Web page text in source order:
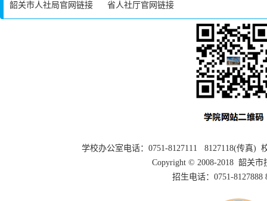
韶关市人社局官网链接 省人社厅官网链接
学校办公室电话：0751-8127111 8127118(传真)
Copyright © 2008-2018 韶关
招生电话：0751-